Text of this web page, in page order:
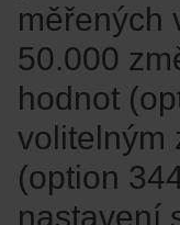
měřených
50.000
hodnot
volitelným
(option
nastavení